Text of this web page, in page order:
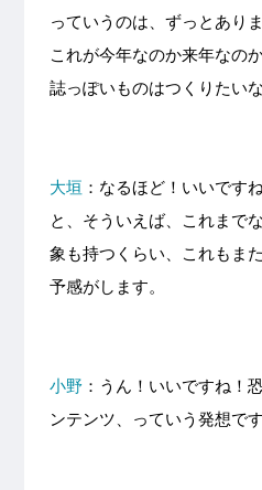
っていうのは、ずっとあ
これが今年なのか来年なの
誌っぽいものはつくりたい
大垣 ：なるほど！いいです
と、そういえば、これまで
象も持つくらい、これもま
予感がします。
小野：うん！いいですね！
ンテンツ、っていう発想で